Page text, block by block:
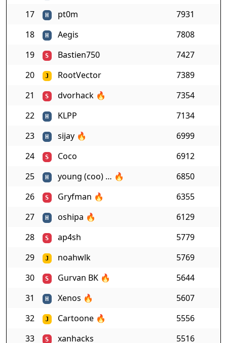
17
H pt0m
7931
18
H Aegis
7808
19
S Bastien750
7427
20
J RootVector
7389
21
S dvorhack🔥
7354
22
H KLPP
7134
23
H sijay🔥
6999
24
S Coco
6912
25
H young (coo) … 🔥
6850
26
S Gryfman 🔥
6355
27
H oshipa 🔥
6129
28
S ap4sh
5779
29
J noahwlk
5769
30
S Gurvan BK🔥
5644
31
H Xenos 🔥
5607
32
J Cartoone🔥
5556
33
S xanhacks
5516